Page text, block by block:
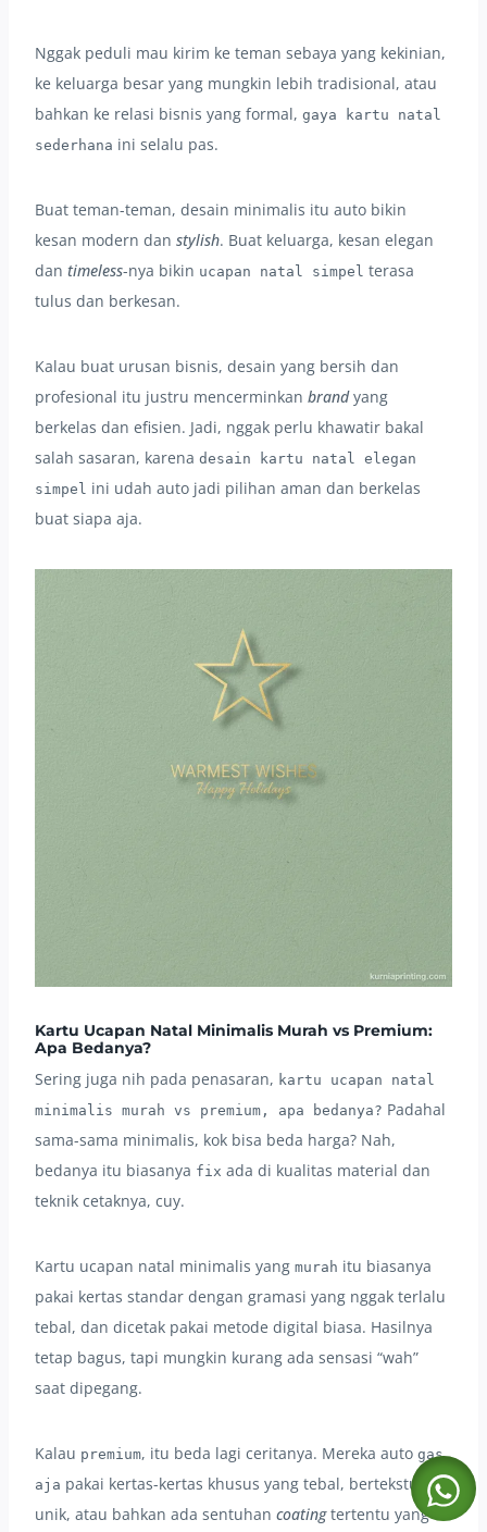
Nggak peduli mau kirim ke teman sebaya yang kekinian,
ke keluarga besar yang mungkin lebih tradisional, atau
bahkan ke relasi bisnis yang formal, gaya kartu natal
sederhana ini selalu pas.
Buat teman-teman, desain minimalis itu auto bikin
kesan modern dan stylish. Buat keluarga, kesan elegan
dan timeless-nya bikin ucapan natal simpel terasa
tulus dan berkesan.
Kalau buat urusan bisnis, desain yang bersih dan
profesional itu justru mencerminkan brandyang
berkelas dan efisien. Jadi, nggak perlu khawatir bakal
salah sasaran, karena desain kartu natal elegan
simpel ini udah auto jadi pilihan aman dan berkelas
buat siapa aja.
Kartu Ucapan Natal Minimalis Murah vs Premium:
Apa Bedanya?
Sering juga nih pada penasaran, kartu ucapan natal
minimalis murah vs premium, apa bedanya? Padahal
sama-sama minimalis, kok bisa beda harga? Nah,
bedanya itu biasanya fix ada di kualitas material dan
teknik cetaknya, cuy.
Kartu ucapan natal minimalis yang murah itu biasanya
pakai kertas standar dengan gramasi yang nggak terlalu
tebal, dan dicetak pakai metode digital biasa. Hasilnya
tetap bagus, tapi mungkin kurang ada sensasi “wah”
saat dipegang.
Kalau premium, itu beda lagi ceritanya. Mereka auto gas
aja pakai kertas-kertas khusus yang tebal, bertekstur
unik, atau bahkan ada sentuhan coatingtertentu yang